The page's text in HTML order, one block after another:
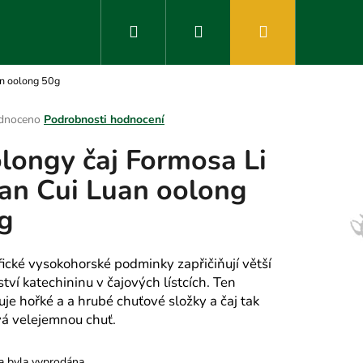
Hledat Přihlášení
oolong 50g
Podrobnosti hodnocení
čaj Formosa Li
Cui Luan oolong
vysokohorské podminky zapřičiňují větší
katechininu v čajových lístcích. Ten
hořké a a hrubé chuťové složky a čaj tak
velejemnou chuť.